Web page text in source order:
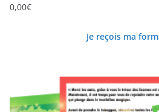
0,00€
Je reçois ma